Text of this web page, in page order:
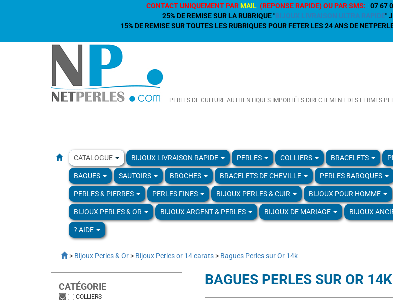
CONTACT UNIQUEMENT PAR MAIL (REPONSE RAPIDE) OU PAR SMS: : 07 67
25% DE REMISE SUR LA RUBRIQUE "BIJOUX LIVRAISON ULTRA RAPIDE"
15% DE REMISE SUR TOUTES LES RUBRIQUES POUR FETER LES 24 ANS DE
PERLES DE CULTURE AUTHENTIQUES IMPORTÉES DIRECTEMENT DES FERMES
CATALOGUE BIJOUX LIVRAISON RAPIDE PERLES COLLIERS BRACELETS
BAGUES SAUTOIRS BROCHES BRACELETS DE CHEVILLE PERLES BAROQUES
PERLES & PIERRES PERLES FINES BIJOUX PERLES & CUIR BIJOUX POUR HOMME
BIJOUX PERLES & OR BIJOUX ARGENT & PERLES BIJOUX DE MARIAGE BIJOUX
? AIDE
> Bijoux Perles & Or > Bijoux Perles or 14 carats > Bagues Perles sur Or 14k
CATÉGORIE
COLLIERS
BAGUES PERLES SUR OR 14K